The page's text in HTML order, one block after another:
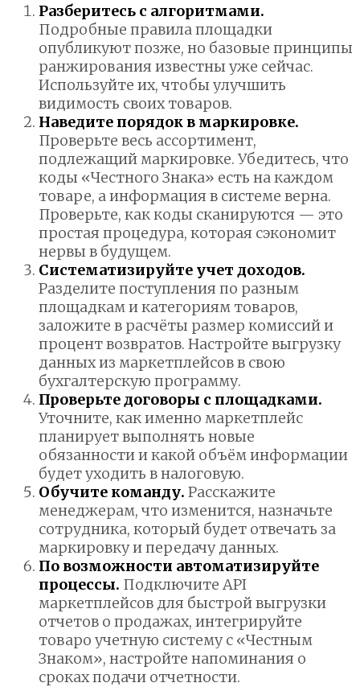
Разберитесь с алгоритмами.
Подробные правила площадки
опубликуют позже, но базовые принципы
ранжирования известны уже сейчас.
Используйте их, чтобы улучшить
видимость своих товаров.
Наведите порядок в маркировке.
Проверьте весь ассортимент,
подлежащий маркировке. Убедитесь, что
коды «Честного Знака» есть на каждом
товаре, а информация в системе верна.
Проверьте, как коды сканируются — это
простая процедура, которая сэкономит
нервы в будущем.
Систематизируйте учет доходов.
Разделите поступления по разным
площадкам и категориям товаров,
заложите в расчёты размер комиссий и
процент возвратов. Настройте выгрузку
данных из маркетплейсов в свою
бухгалтерскую программу.
Проверьте договоры с площадками.
Уточните, как именно маркетплейс
планирует выполнять новые
обязанности и какой объём информации
будет уходить в налоговую.
Обучите команду. Расскажите
менеджерам, что изменится, назначьте
сотрудника, который будет отвечать за
маркировку и передачу данных.
По возможности автоматизируйте
процессы. Подключите API
маркетплейсов для быстрой выгрузки
отчетов о продажах, интегрируйте
товаро учетную систему с «Честным
Знаком», настройте напоминания о
сроках подачи отчетности.